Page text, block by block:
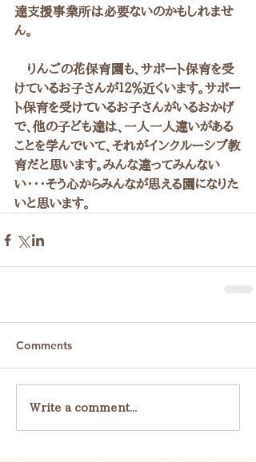
達支援事業所は必要ないのかもしれませ
ん。
りんごの花保育園も、サポート保育を受
けているお子さんが１２％近くいます。サポー
ト保育を受けているお子さんがいるおかげ
で、他の子ども達は、一人一人違いがある
ことを学んでいて、それがインクルーシブ教
育だと思います。みんな違ってみんない
い・・・そう心からみんなが思える園になりた
いと思います。
Comments
Write a comment...